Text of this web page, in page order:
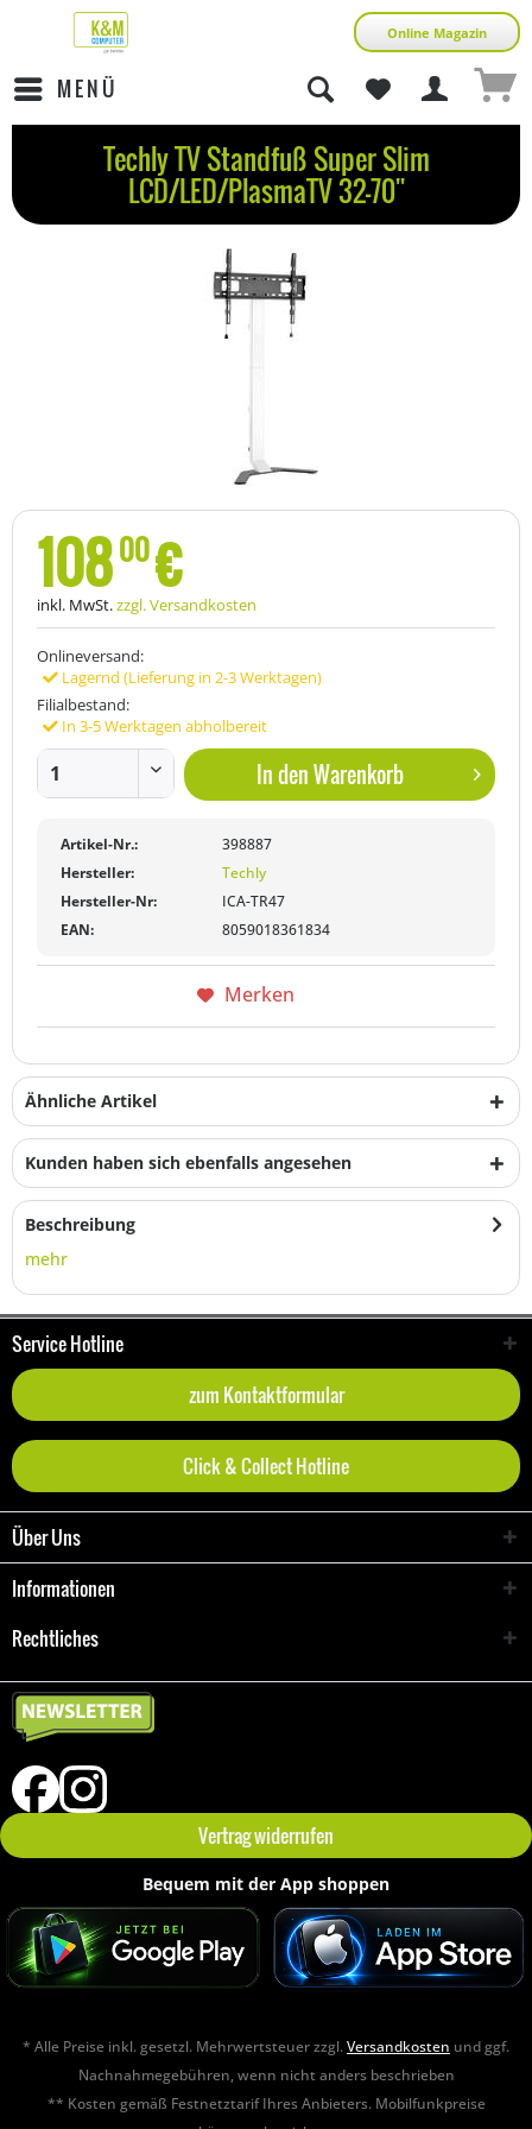
Online Magazin
MENÜ
Techly TV Standfuß Super Slim
LCD/LED/PlasmaTV 32-70''
10800€
inkl. MwSt.zzgl. Versandkosten
Onlineversand:
Lagernd (Lieferung in 2-3 Werktagen)
Filialbestand:
In 3-5 Werktagen abholbereit
In denWarenkorb
Artikel-Nr.:
398887
Hersteller:
Techly
Hersteller-Nr:
ICA-TR47
EAN:
8059018361834
Merken
Ähnliche Artikel
Kunden haben sich ebenfalls angesehen
Beschreibung
mehr
Service Hotline
zum Kontaktformular
Click & Collect Hotline
Über Uns
Informationen
Rechtliches
Vertrag widerrufen
Bequem mit der App shoppen
* Alle Preise inkl. gesetzl. Mehrwertsteuer zzgl.Versandkosten und ggf.
Nachnahmegebühren, wenn nicht anders beschrieben
** Kosten gemäß Festnetztarif Ihres Anbieters. Mobilfunkpreise